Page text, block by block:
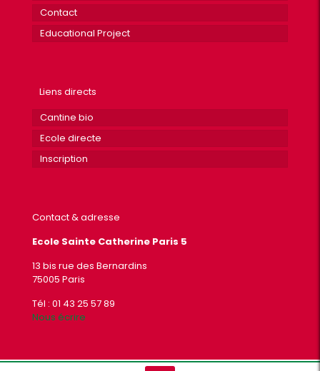
Contact
Educational Project
Liens directs
Cantine bio
Ecole directe
Inscription
Contact & adresse
Ecole Sainte Catherine Paris 5
13 bis rue des Bernardins
75005 Paris
Tél : 01 43 25 57 89
Nous écrire